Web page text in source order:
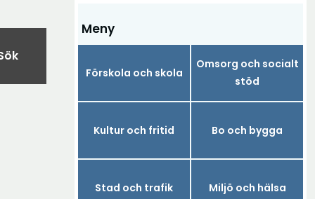
Meny
Förskola och skola
Omsorg och socialt
stöd
Kultur och fritid Bo och bygga
Stad och trafik Miljö och hälsa